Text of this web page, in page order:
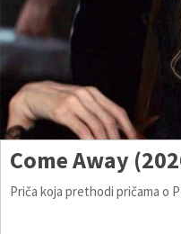
Come Away
Priča koja prethodi pričama o